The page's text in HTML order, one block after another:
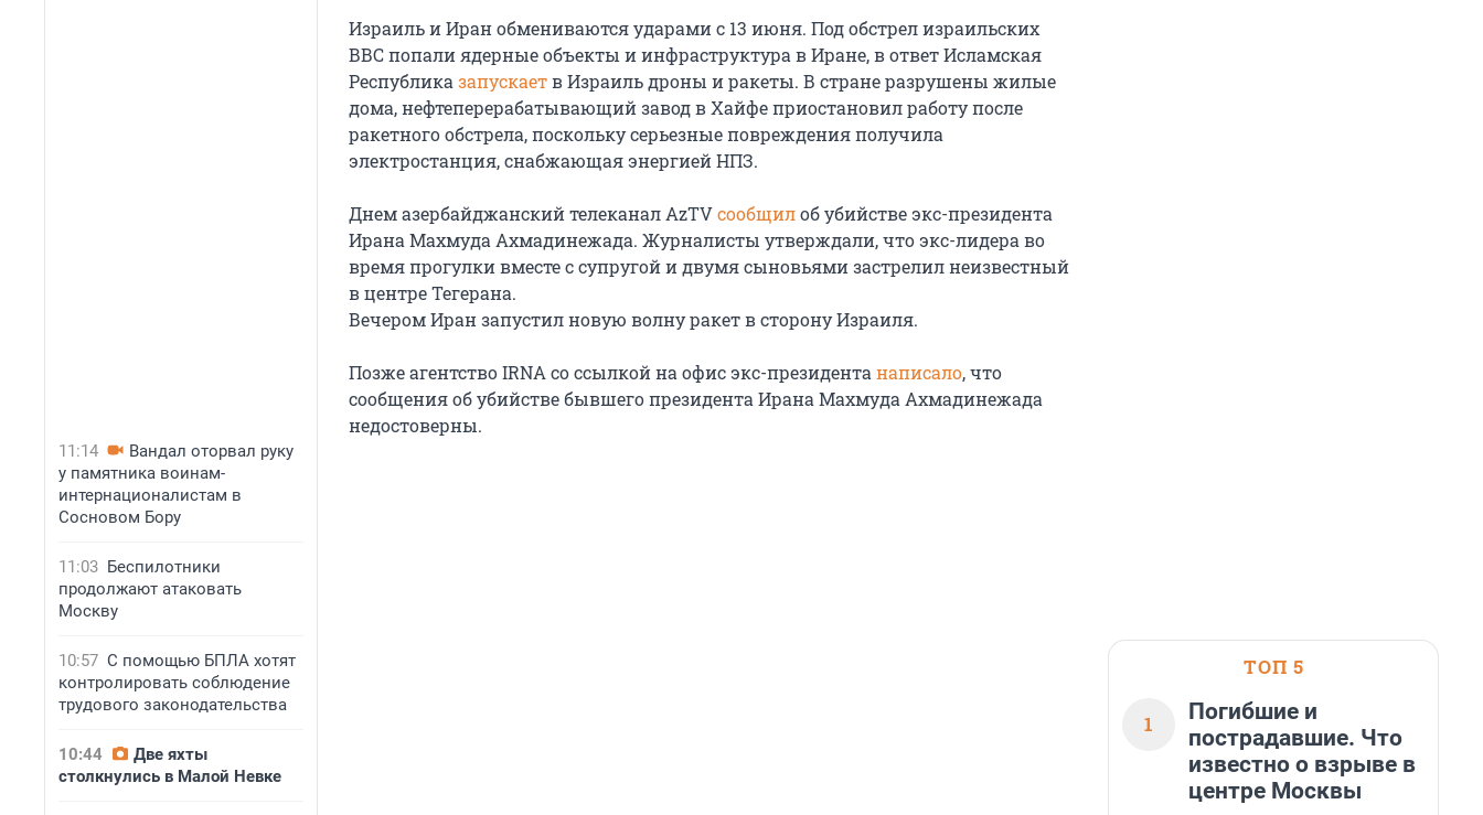
11:14
Вандал оторвал руку
у памятника воинам-
интернационалистам в
Сосновом Бору
11:03 Беспилотники
продолжают атаковать
Москву
10:57 С помощью БПЛА хотят
контролировать соблюдение
трудового законодательства
10:44
Две яхты
столкнулись в Малой Невке
Израиль и Иран обмениваются ударами с 13 июня. Под обстрел израильских
ВВС попали ядерные объекты и инфраструктура в Иране, в ответ Исламская
Республика запускаетв Израиль дроны и ракеты. В стране разрушены жилые
дома, нефтеперерабатывающий завод в Хайфе приостановил работу после
ракетного обстрела, поскольку серьезные повреждения получила
электростанция, снабжающая энергией НПЗ.
Днем азербайджанский телеканал AzTVсообщилоб убийстве экс-президента
Ирана Махмуда Ахмадинежада. Журналисты утверждали, что экс-лидера во
время прогулки вместе с супругой и двумя сыновьями застрелил неизвестный
в центре Тегерана.
Вечером Иран запустил новую волну ракет в сторону Израиля.
Позже агентство IRNA со ссылкой на офис экс-президента написало, что
сообщения об убийстве бывшего президента Ирана Махмуда Ахмадинежада
недостоверны.
ТОП 5
1
Погибшие и
пострадавшие. Что
известно о взрыве в
центре Москвы